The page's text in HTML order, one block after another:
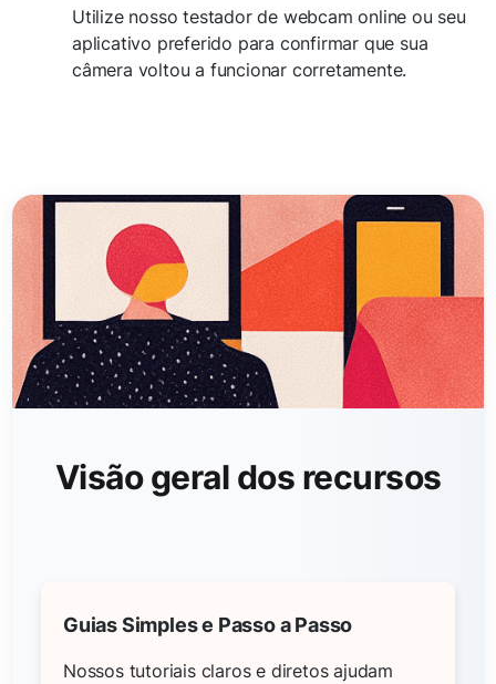
Utilize nosso testador de webcam online ou seu
aplicativo preferido para confirmar que sua
câmera voltou a funcionar corretamente.
Visão geral dos recursos
Guias Simples e Passo a Passo
Nossos tutoriais claros e diretos ajudam